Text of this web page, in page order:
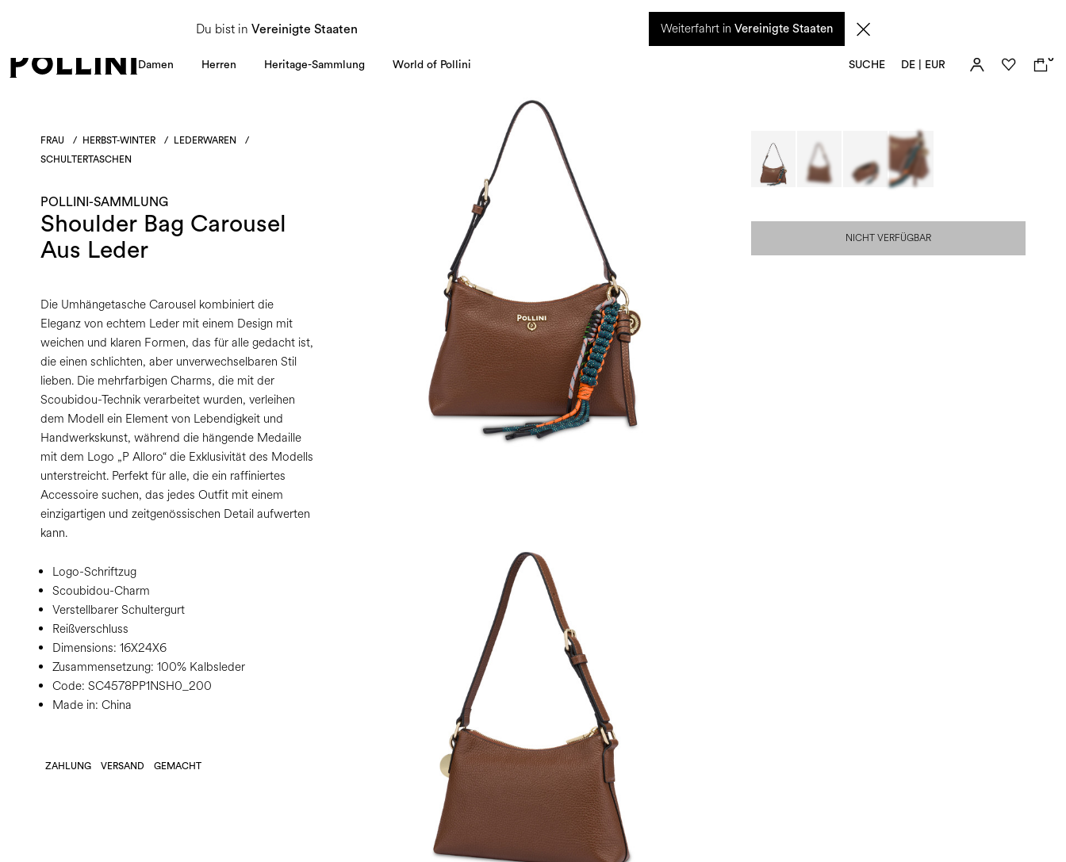
Du bist in Vereinigte Staaten Weiterfahrt in Vereinigte Staaten
NUTZEN SIE DEN SALE UND ENTDECKEN SIE DIE NEUE HERBST/WINTER 2026 KOLLEKTION. Vom 8. bis 16. August ist unser Kundenservice nicht erreichbar. Alle in diesem Zeitraum eingehenden Anfragen sowie mögliche Versandverzögerungen
Damen Herren Heritage-Sammlung World of Pollini SUCHE DE | EUR
0
FRAU / HERBST-WINTER / LEDERWAREN
/
SCHULTERTASCHEN
POLLINI-SAMMLUNG
Shoulder Bag Carousel
Aus Leder
Die Umhängetasche Carousel kombiniert die
Eleganz von echtem Leder mit einem Design mit
weichen und klaren Formen, das für alle gedacht ist,
die einen schlichten, aber unverwechselbaren Stil
lieben. Die mehrfarbigen Charms, die mit der
Scoubidou-Technik verarbeitet wurden, verleihen
dem Modell ein Element von Lebendigkeit und
Handwerkskunst, während die hängende Medaille
mit dem Logo „P Alloro“ die Exklusivität des Modells
unterstreicht. Perfekt für alle, die ein raffiniertes
Accessoire suchen, das jedes Outfit mit einem
einzigartigen und zeitgenössischen Detail aufwerten
kann.
Logo-Schriftzug
Scoubidou-Charm
Verstellbarer Schultergurt
Reißverschluss
Dimensions: 16X24X6
Zusammensetzung: 100% Kalbsleder
Code: SC4578PP1NSH0_200
Made in: China
ZAHLUNG VERSAND GEMACHT
NICHT VERFÜGBAR